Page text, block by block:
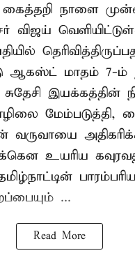
கைத்தறி நாளை
விஜய்
ஆகஸ்ட் மாதம் 7-ம்
இயக்கத்தின்
மேம்படுத்தி,
வருவாயை
உயரிய
...
Read More